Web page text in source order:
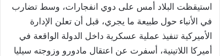
استيقظت البلاد أمس على دوي انفجارات، وسط تضارب
في الأنباء حول طبيعة ما يجري، قبل أن تعلن الإدارة
الأميركية تنفيذ عملية عسكرية داخل الدولة الواقعة في
أميركا اللاتينية، أسفرت عن اعتقال مادورو وزوجته سيليا